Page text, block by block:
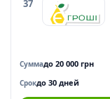
37
Суммадо 20 000 грн
Срокдо 30 дней